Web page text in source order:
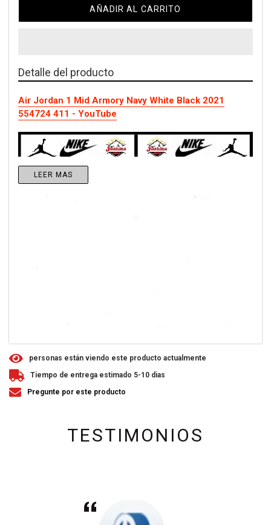
AÑADIR AL CARRITO
Detalle del producto
Air Jordan 1 Mid Armory Navy White Black 2021
554724 411 - YouTube
LEER MAS
1 personas están viendo este producto actualmente
Tiempo de entrega estimado 5-10 dias
Pregunte por este producto
TESTIMONIOS